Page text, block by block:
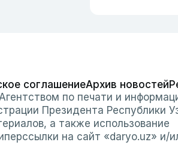
соглашениеАрхив новостей
по печати и
Президента Республики
а также использование
на сайт «daryo.uz» и/